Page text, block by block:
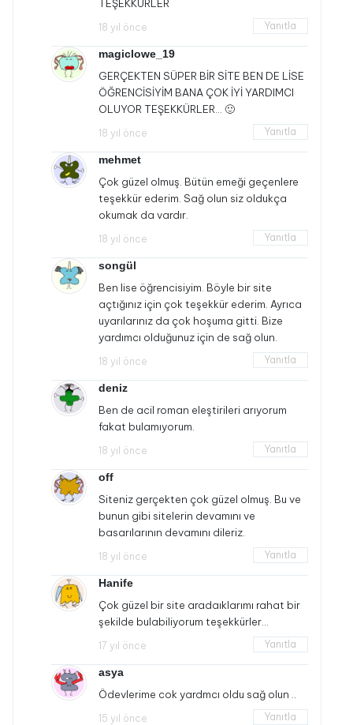
TEŞEKKÜRLER
18 yıl önce Yanıtla
magiclowe_19
GERÇEKTEN SÜPER BİR SİTE BEN DE LİSE
ÖĞRENCİSİYİM BANA ÇOK İYİ YARDIMCI
OLUYOR TEŞEKKÜRLER… 🙂
18 yıl önce Yanıtla
mehmet
Çok güzel olmuş. Bütün emeği geçenlere
teşekkür ederim. Sağ olun siz oldukça
okumak da vardır.
18 yıl önce Yanıtla
songül
Ben lise öğrencisiyim. Böyle bir site
açtığınız için çok teşekkür ederim. Ayrıca
uyarılarınız da çok hoşuma gitti. Bize
yardımcı olduğunuz için de sağ olun.
18 yıl önce Yanıtla
deniz
Ben de acil roman eleştirileri arıyorum
fakat bulamıyorum.
18 yıl önce Yanıtla
off
Siteniz gerçekten çok güzel olmuş. Bu ve
bunun gibi sitelerin devamını ve
basarılarının devamını dileriz.
18 yıl önce Yanıtla
Hanife
Çok güzel bir site aradaıklarımı rahat bir
şekilde bulabiliyorum teşekkürler…
17 yıl önce Yanıtla
asya
Ödevlerime cok yardmcı oldu sağ olun ..
15 yıl önce Yanıtla